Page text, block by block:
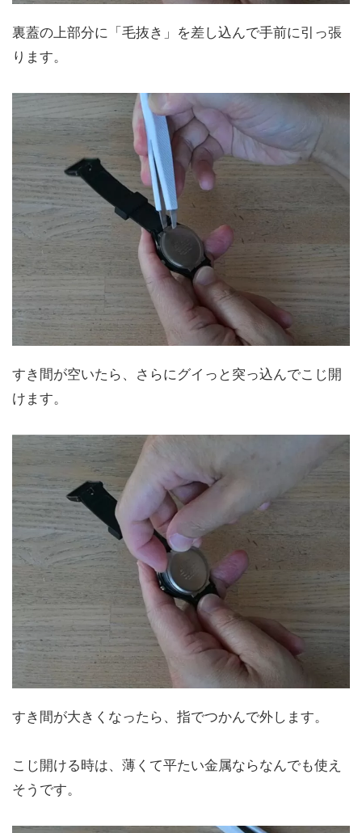
裏蓋の上部分に「毛抜き」を差し込んで手前に引っ張
ります。
すき間が空いたら、さらにグイっと突っ込んでこじ開
けます。
すき間が大きくなったら、指でつかんで外します。
こじ開ける時は、薄くて平たい金属ならなんでも使え
そうです。